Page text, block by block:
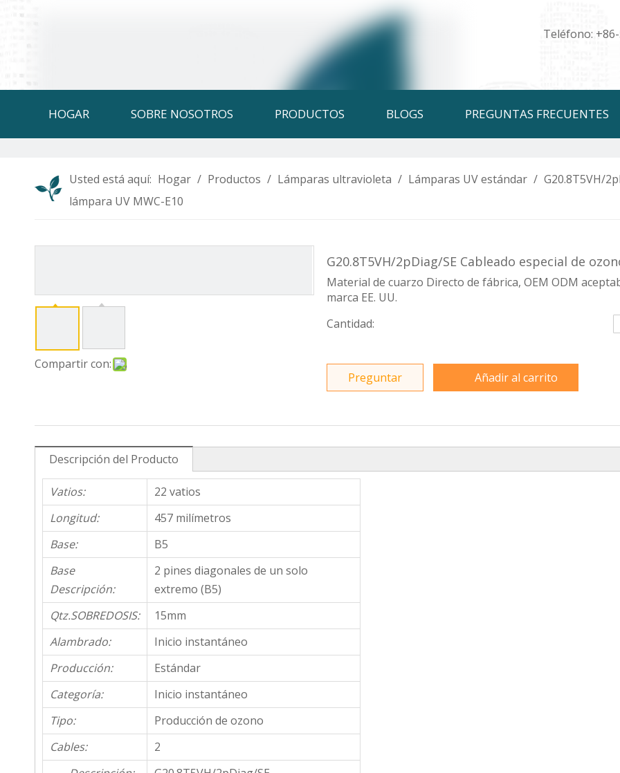
Teléfono:
HOGAR SOBRE NOSOTROS PRODUCTOS BLOGS PREGUNTAS FRECUENTES
Usted está aquí: Hogar / Productos / Lámparas ultravioleta / Lámparas UV estándar / G20.8T5VH/
lámpara UV MWC-E10
Compartir con:
G20.8T5VH/2pDiag/SE Cableado especial de
Material de cuarzo Directo de fábrica, OEM ODM
marca EE. UU.
Cantidad:
Preguntar Añadir al carrito
Descripción del Producto
Vatios:
22 vatios
Longitud:
457 milímetros
Base:
B5
Base
Descripción:
2 pines diagonales de un solo
extremo (B5)
Qtz.SOBREDOSIS:
15mm
Alambrado:
Inicio instantáneo
Producción:
Estándar
Categoría:
Inicio instantáneo
Tipo:
Producción de ozono
Cables:
2